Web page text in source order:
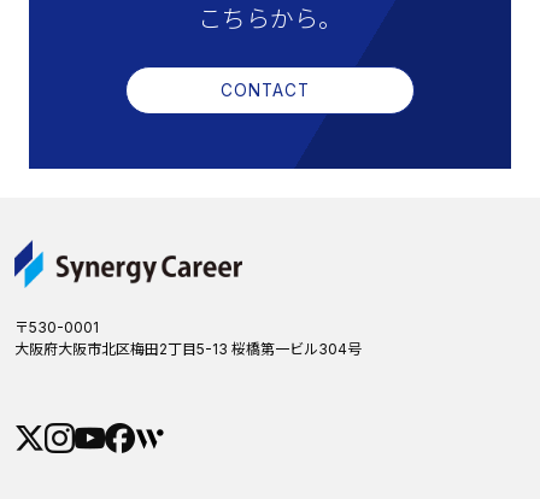
こちらから。
CONTACT
〒530-0001
大阪府大阪市北区梅田2丁目5-13 桜橋第一ビル304号